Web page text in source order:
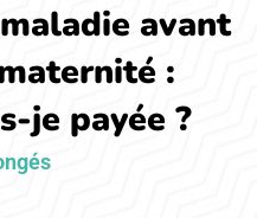
avant
:
je payée ?